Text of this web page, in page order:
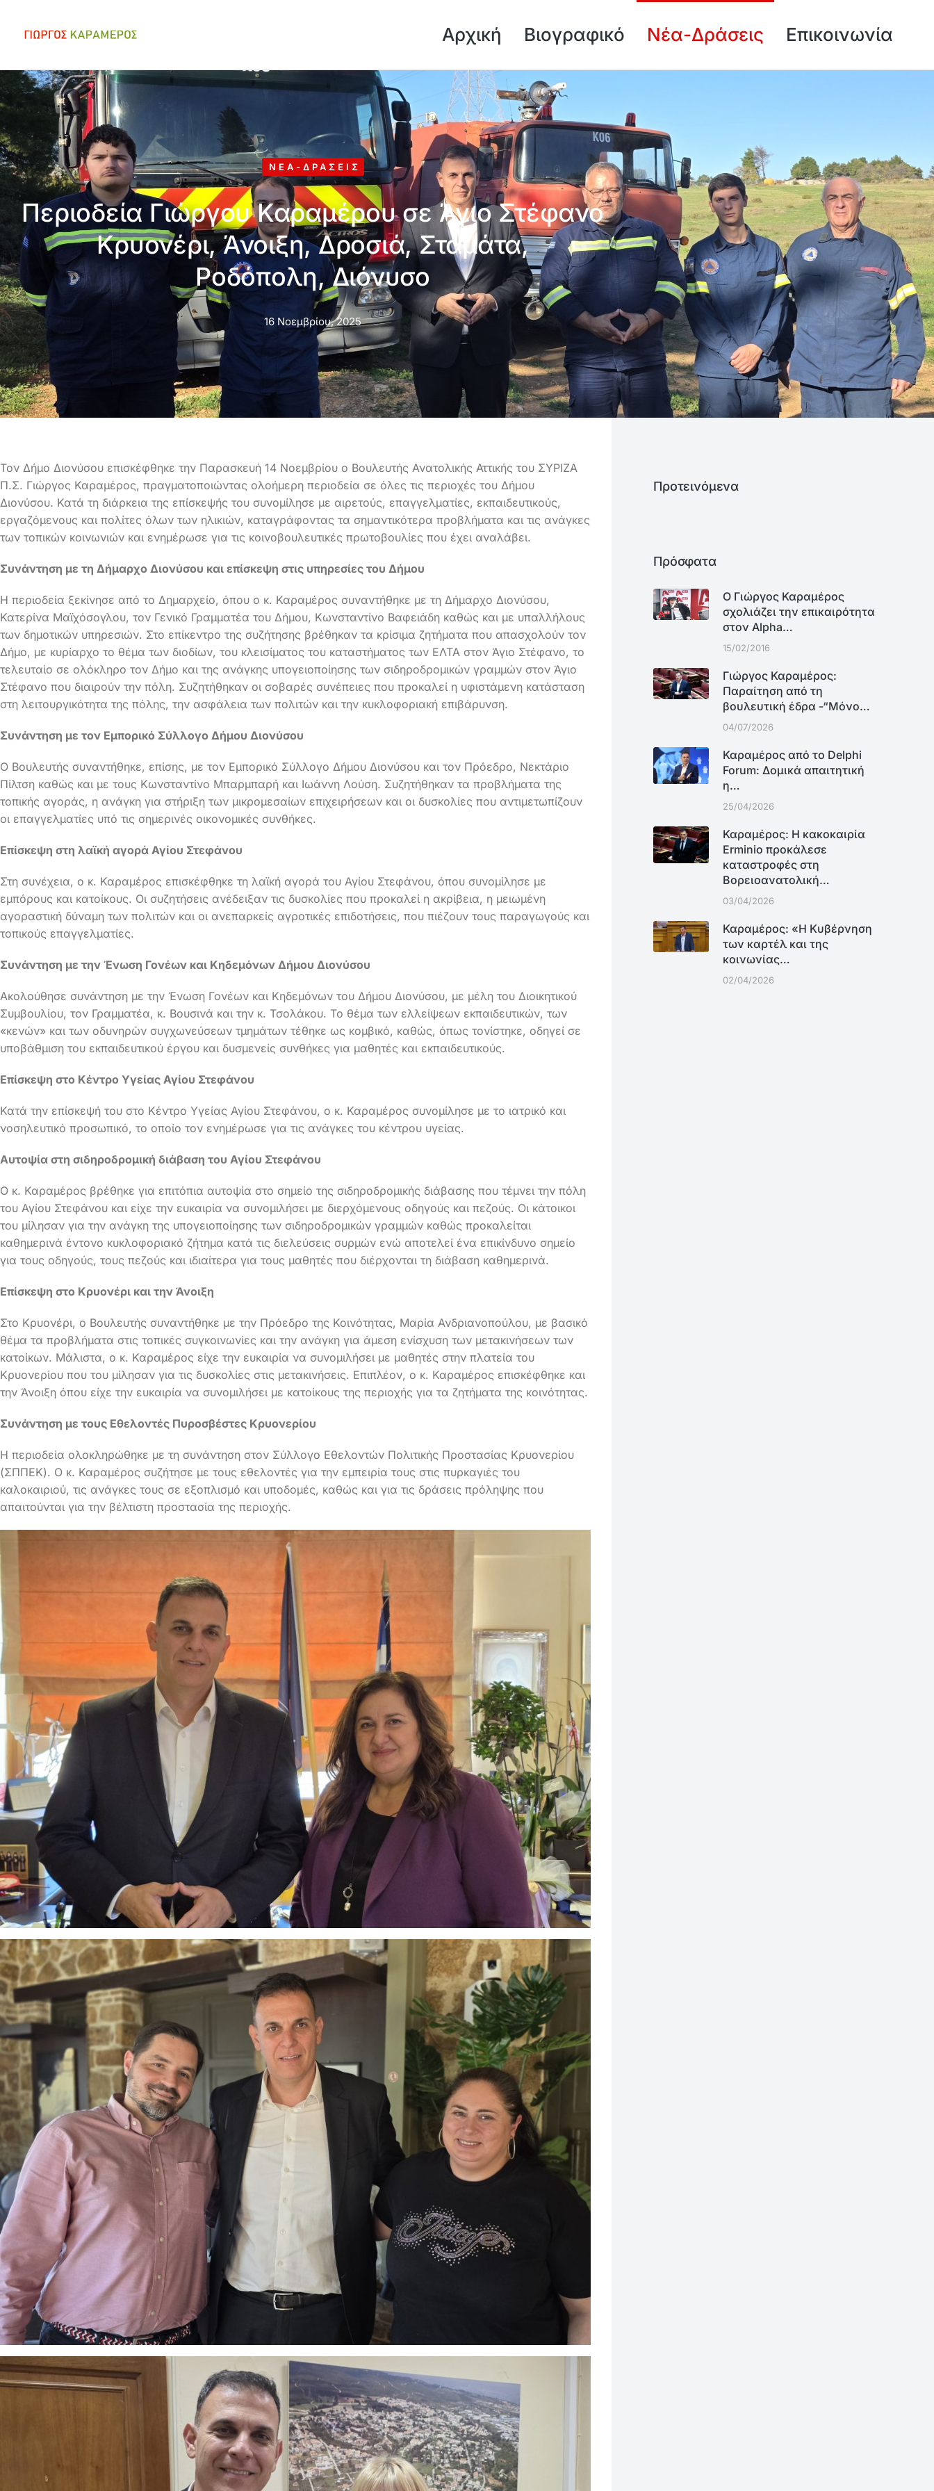
Αρχική Βιογραφικό Νέα-Δράσεις Επικοινωνία
ΝΈΑ-ΔΡΆΣΕΙΣ
Περιοδεία Γιώργου Καραμέρου σε Άγιο Στέφανο
Κρυονέρι, Άνοιξη, Δροσιά, Σταμάτα,
Ροδόπολη, Διόνυσο
16 Νοεμβρίου, 2025
Τον Δήμο Διονύσου επισκέφθηκε την Παρασκευή 14 Νοεμβρίου ο Βουλευτής Ανατολικής Αττικής του ΣΥΡΙΖΑ
Π.Σ. Γιώργος Καραμέρος, πραγματοποιώντας ολοήμερη περιοδεία σε όλες τις περιοχές του Δήμου
Διονύσου. Κατά τη διάρκεια της επίσκεψής του συνομίλησε με αιρετούς, επαγγελματίες, εκπαιδευτικούς,
εργαζόμενους και πολίτες όλων των ηλικιών, καταγράφοντας τα σημαντικότερα προβλήματα και τις ανάγκες
των τοπικών κοινωνιών και ενημέρωσε για τις κοινοβουλευτικές πρωτοβουλίες που έχει αναλάβει.
Συνάντηση με τη Δήμαρχο Διονύσου και επίσκεψη στις υπηρεσίες του Δήμου
Η περιοδεία ξεκίνησε από το Δημαρχείο, όπου ο κ. Καραμέρος συναντήθηκε με τη Δήμαρχο Διονύσου,
Κατερίνα Μαϊχόσογλου, τον Γενικό Γραμματέα του Δήμου, Κωνσταντίνο Βαφειάδη καθώς και με υπαλλήλους
των δημοτικών υπηρεσιών. Στο επίκεντρο της συζήτησης βρέθηκαν τα κρίσιμα ζητήματα που απασχολούν τον
Δήμο, με κυρίαρχο το θέμα των διοδίων, του κλεισίματος του καταστήματος των ΕΛΤΑ στον Άγιο Στέφανο, το
τελευταίο σε ολόκληρο τον Δήμο και της ανάγκης υπογειοποίησης των σιδηροδρομικών γραμμών στον Άγιο
Στέφανο που διαιρούν την πόλη. Συζητήθηκαν οι σοβαρές συνέπειες που προκαλεί η υφιστάμενη κατάσταση
στη λειτουργικότητα της πόλης, την ασφάλεια των πολιτών και την κυκλοφοριακή επιβάρυνση.
Συνάντηση με τον Εμπορικό Σύλλογο Δήμου Διονύσου
Ο Βουλευτής συναντήθηκε, επίσης, με τον Εμπορικό Σύλλογο Δήμου Διονύσου και τον Πρόεδρο, Νεκτάριο
Πίλτση καθώς και με τους Κωνσταντίνο Μπαρμπαρή και Ιωάννη Λούση. Συζητήθηκαν τα προβλήματα της
τοπικής αγοράς, η ανάγκη για στήριξη των μικρομεσαίων επιχειρήσεων και οι δυσκολίες που αντιμετωπίζουν
οι επαγγελματίες υπό τις σημερινές οικονομικές συνθήκες.
Επίσκεψη στη λαϊκή αγορά Αγίου Στεφάνου
Στη συνέχεια, ο κ. Καραμέρος επισκέφθηκε τη λαϊκή αγορά του Αγίου Στεφάνου, όπου συνομίλησε με
εμπόρους και κατοίκους. Οι συζητήσεις ανέδειξαν τις δυσκολίες που προκαλεί η ακρίβεια, η μειωμένη
αγοραστική δύναμη των πολιτών και οι ανεπαρκείς αγροτικές επιδοτήσεις, που πιέζουν τους παραγωγούς και
τοπικούς επαγγελματίες.
Συνάντηση με την Ένωση Γονέων και Κηδεμόνων Δήμου Διονύσου
Ακολούθησε συνάντηση με την Ένωση Γονέων και Κηδεμόνων του Δήμου Διονύσου, με μέλη του Διοικητικού
Συμβουλίου, τον Γραμματέα, κ. Βουσινά και την κ. Τσολάκου. Το θέμα των ελλείψεων εκπαιδευτικών, των
«κενών» και των οδυνηρών συγχωνεύσεων τμημάτων τέθηκε ως κομβικό, καθώς, όπως τονίστηκε, οδηγεί σε
υποβάθμιση του εκπαιδευτικού έργου και δυσμενείς συνθήκες για μαθητές και εκπαιδευτικούς.
Επίσκεψη στο Κέντρο Υγείας Αγίου Στεφάνου
Κατά την επίσκεψή του στο Κέντρο Υγείας Αγίου Στεφάνου, ο κ. Καραμέρος συνομίλησε με το ιατρικό και
νοσηλευτικό προσωπικό, το οποίο τον ενημέρωσε για τις ανάγκες του κέντρου υγείας.
Αυτοψία στη σιδηροδρομική διάβαση του Αγίου Στεφάνου
Ο κ. Καραμέρος βρέθηκε για επιτόπια αυτοψία στο σημείο της σιδηροδρομικής διάβασης που τέμνει την πόλη
του Αγίου Στεφάνου και είχε την ευκαιρία να συνομιλήσει με διερχόμενους οδηγούς και πεζούς. Οι κάτοικοι
του μίλησαν για την ανάγκη της υπογειοποίησης των σιδηροδρομικών γραμμών καθώς προκαλείται
καθημερινά έντονο κυκλοφοριακό ζήτημα κατά τις διελεύσεις συρμών ενώ αποτελεί ένα επικίνδυνο σημείο
για τους οδηγούς, τους πεζούς και ιδιαίτερα για τους μαθητές που διέρχονται τη διάβαση καθημερινά.
Επίσκεψη στο Κρυονέρι και την Άνοιξη
Στο Κρυονέρι, ο Βουλευτής συναντήθηκε με την Πρόεδρο της Κοινότητας, Μαρία Ανδριανοπούλου, με βασικό
θέμα τα προβλήματα στις τοπικές συγκοινωνίες και την ανάγκη για άμεση ενίσχυση των μετακινήσεων των
κατοίκων. Μάλιστα, ο κ. Καραμέρος είχε την ευκαιρία να συνομιλήσει με μαθητές στην πλατεία του
Κρυονερίου που του μίλησαν για τις δυσκολίες στις μετακινήσεις. Επιπλέον, ο κ. Καραμέρος επισκέφθηκε και
την Άνοιξη όπου είχε την ευκαιρία να συνομιλήσει με κατοίκους της περιοχής για τα ζητήματα της κοινότητας.
Συνάντηση με τους Εθελοντές Πυροσβέστες Κρυονερίου
Η περιοδεία ολοκληρώθηκε με τη συνάντηση στον Σύλλογο Εθελοντών Πολιτικής Προστασίας Κρυονερίου
(ΣΠΠΕΚ). Ο κ. Καραμέρος συζήτησε με τους εθελοντές για την εμπειρία τους στις πυρκαγιές του
καλοκαιριού, τις ανάγκες τους σε εξοπλισμό και υποδομές, καθώς και για τις δράσεις πρόληψης που
απαιτούνται για την βέλτιστη προστασία της περιοχής.
Προτεινόμενα
Πρόσφατα
Ο Γιώργος Καραμέρος
σχολιάζει την επικαιρότητα
στον Alpha…
15/02/2016
Γιώργος Καραμέρος:
Παραίτηση από τη
βουλευτική έδρα -“Μόνο…
04/07/2026
Καραμέρος από το Delphi
Forum: Δομικά απαιτητική
η…
25/04/2026
Καραμέρος: Η κακοκαιρία
Erminio προκάλεσε
καταστροφές στη
Βορειοανατολική…
03/04/2026
Καραμέρος: «Η Κυβέρνηση
των καρτέλ και της
κοινωνίας…
02/04/2026